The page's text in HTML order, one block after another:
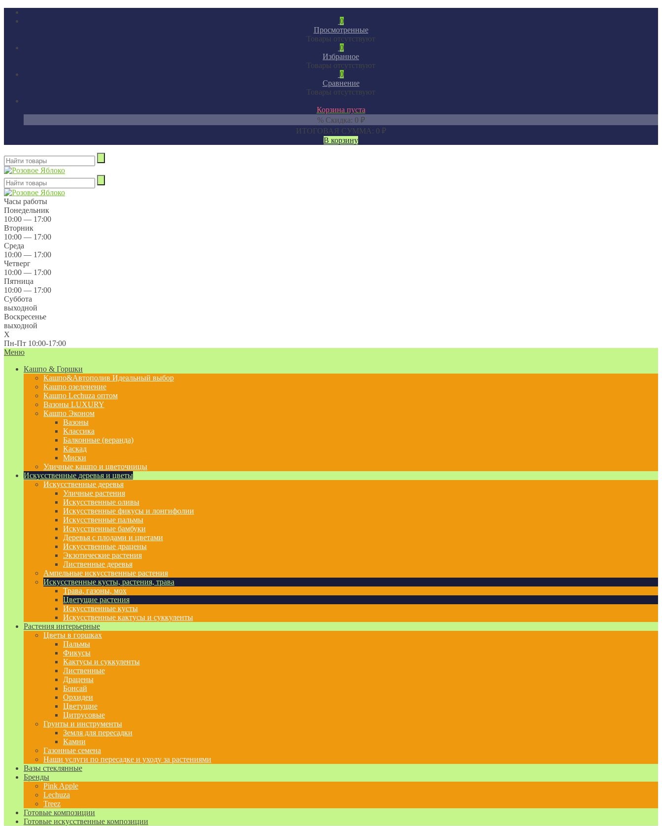
0
Просмотренные
Товары отсутствуют
0
Избранное
Товары отсутствуют
0
Сравнение
Товары отсутствуют
Корзина пуста
% Скидка: 0 ₽
ИТОГОВАЯ СУММА: 0 ₽
В корзину
Часы работы
Понедельник
10:00 — 17:00
Вторник
10:00 — 17:00
Среда
10:00 — 17:00
Четверг
10:00 — 17:00
Пятница
10:00 — 17:00
Суббота
выходной
Воскресенье
выходной
X
Пн-Пт 10:00-17:00
Меню
Кашпо & Горшки
Кашпо&Автополив Идеальный выбор
Кашпо озеленение
Кашпо Lechuza оптом
Вазоны LUXURY
Кашпо Эконом
Вазоны
Классика
Балконные (веранда)
Каскад
Миски
Уличные кашпо и цветочницы
Искусственные деревья и цветы
Искусственные деревья
Уличные растения
Искусственные оливы
Искусственные фикусы и лонгифолии
Искусственные пальмы
Искусственные бамбуки
Деревья с плодами и цветами
Искусственные драцены
Экзотические растения
Лиственные деревья
Ампельные искусственные растения
Искусственные кусты, растения, трава
Трава, газоны, мох
Цветущие растения
Искусственные кусты
Искусственные кактусы и суккуленты
Растения интерьерные
Цветы в горшках
Пальмы
Фикусы
Кактусы и суккуленты
Лиственные
Драцены
Бонсай
Орхидеи
Цветущие
Цитрусовые
Грунты и инструменты
Земля для пересадки
Камни
Газонные семена
Наши услуги по пересадке и уходу за растениями
Вазы стеклянные
Бренды
Pink Apple
Lechuza
Treez
Готовые композиции
Готовые искусственные композиции